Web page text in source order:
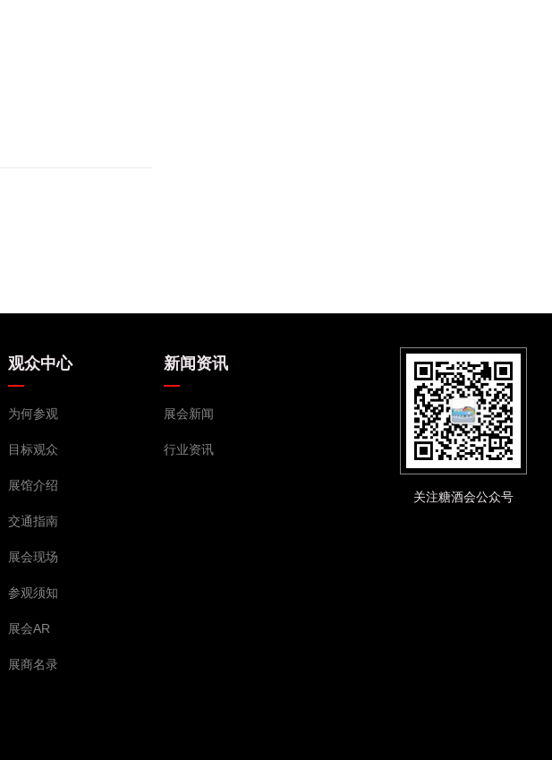
关注糖酒会公众号
观众中心
为何参观
目标观众
展馆介绍
交通指南
展会现场
参观须知
展会AR
展商名录
新闻资讯
展会新闻
行业资讯